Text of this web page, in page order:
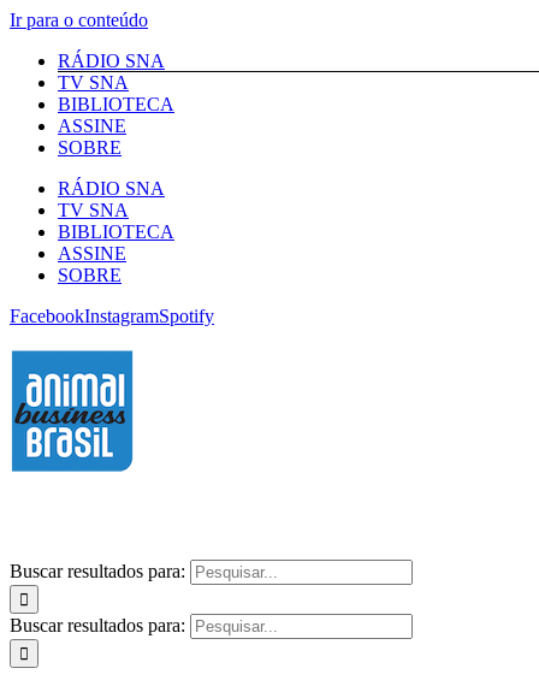
Ir para o conteúdo
RÁDIO SNA
TV SNA
BIBLIOTECA
ASSINE
SOBRE
RÁDIO SNA
TV SNA
BIBLIOTECA
ASSINE
SOBRE
FacebookInstagramSpotify
Buscar resultados para:
Buscar resultados para: